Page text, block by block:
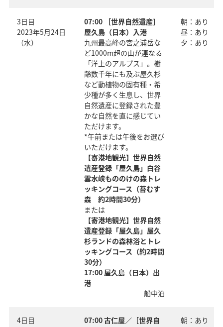
3日目
2023年5月24日
（水）
07:00 ［世界自然遺産］
屋久島（日本）入港
九州最高峰の宮之浦岳な
ど1000m超の山が連なる
「洋上のアルプス」。樹
齢数千年にも及ぶ屋久杉
など動植物の固有種・希
少種が多く生息し、世界
自然遺産に登録された豊
かな自然を直に感じてい
ただけます。
*午前または午後をお選び
いただけます。
【寄港地観光】世界自然
遺産登録「屋久島」白谷
雲水峡もののけの森トレ
ッキングコース（苔むす
森 約2時間30分）
または
【寄港地観光】世界自然
遺産登録「屋久島」屋久
杉ランドの森林浴とトレ
ッキングコース（約2時間
30分）
17:00 屋久島（日本）出
港
船中泊
朝：あり
昼：あり
夕：あり
4日目
07:00 古仁屋／［世界自
朝：あり